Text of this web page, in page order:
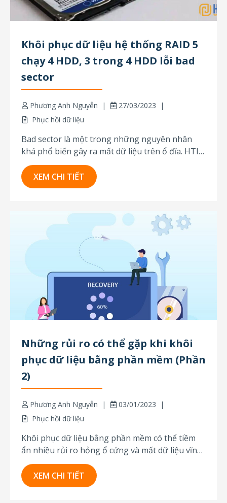
Khôi phục dữ liệu hệ thống RAID 5
chạy 4 HDD, 3 trong 4 HDD lỗi bad
sector
Phương Anh Nguyễn
27/03/2023
Phục hồi dữ liệu
Bad sector là một trong những nguyên nhân
khá phổ biến gây ra mất dữ liệu trên ổ đĩa. HTI
Services đã có bài viết chia sẻ tương đối chi tiết
về lỗi này, các bạn có thể tìm đọc tại đây. Dưới
đây là một trường hợp bad...
XEM CHI TIẾT
Những rủi ro có thể gặp khi khôi
phục dữ liệu bằng phần mềm (Phần
2)
Phương Anh Nguyễn
03/01/2023
Phục hồi dữ liệu
Khôi phục dữ liệu bằng phần mềm có thể tiềm
ẩn nhiều rủi ro hỏng ổ cứng và mất dữ liệu vĩnh
viễn nếu người thực hiện không được trang bị
kiến thức chuyên sâu cũng như kinh nghiệm
thực tế. Bài viết này nằm trong series bài viết...
XEM CHI TIẾT